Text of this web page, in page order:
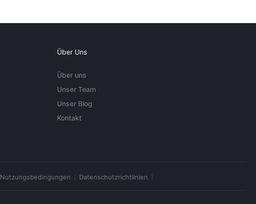
Über Uns
Über uns
Unser Team
Unser Blog
Kontakt
Nutzungsbedingungen Datenschutzrichtlinien